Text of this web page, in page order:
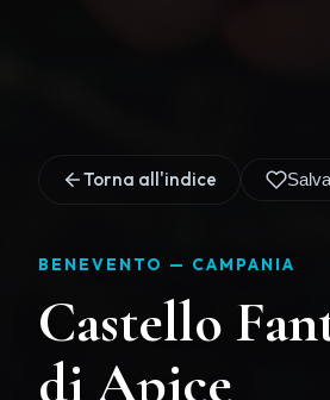
Torna all'indice
BENEVENTO — CAMPANIA
Castello
di Apice